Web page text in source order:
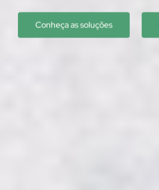
Conheça as soluções